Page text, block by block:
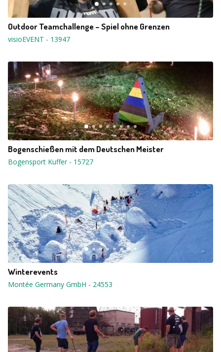
Outdoor Teamchallenge – Spiel ohne Grenzen
visioEVENT - 13947
Bogenschießen mit dem Deutschen Meister
Bogensport Kuffer- 15727
Winterevents
Montée Germany GmbH - 24553